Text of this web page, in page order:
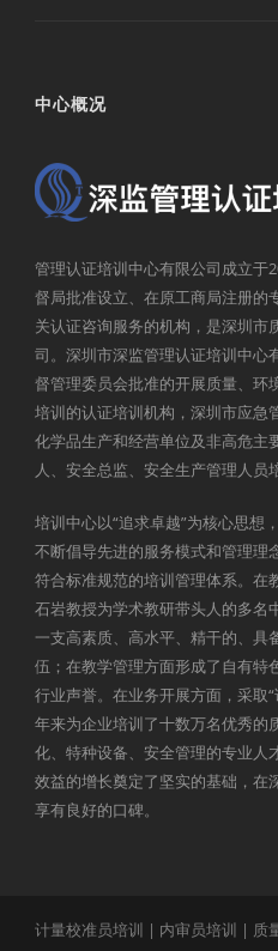
中心概况
管理认证培训中心有限公司成立于
督局批准设立、在原工商局注册的
关认证咨询服务的机构，是深圳市
司。深圳市深监管理认证培训中心
督管理委员会批准的开展质量、环
培训的认证培训机构，深圳市应急
化学品生产和经营单位及非高危主
人、安全总监、安全生产管理人员
培训中心以“追求卓越”为核心思想
不断倡导先进的服务模式和管理理
符合标准规范的培训管理体系。在
石岩教授为学术教研带头人的多名
一支高素质、高水平、精干的、具
伍；在教学管理方面形成了自有特
行业声誉。在业务开展方面，采取
年来为企业培训了十数万名优秀的
化、特种设备、安全管理的专业人
效益的增长奠定了坚实的基础，在
享有良好的口碑。
计量校准员培训 | 内审员培训 | 质